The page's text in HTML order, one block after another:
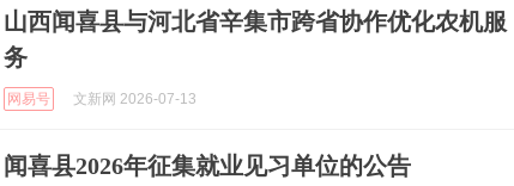
山西闻喜县与河北省辛集市跨省协作优化农机服
务
网易号 文新网 2026-07-13
闻喜县2026年征集就业见习单位的公告